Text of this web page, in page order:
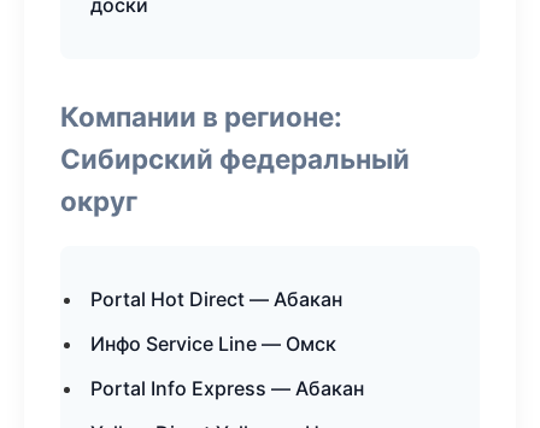
доски
Компании в регионе:
Сибирский федеральный
округ
Portal Hot Direct — Абакан
Инфо Service Line — Омск
Portal Info Express — Абакан